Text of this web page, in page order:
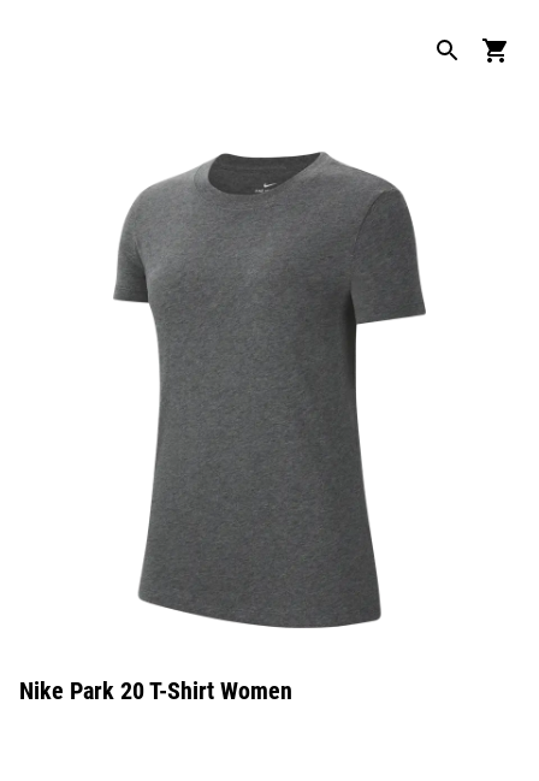
Nike Park 20 T-Shirt Women